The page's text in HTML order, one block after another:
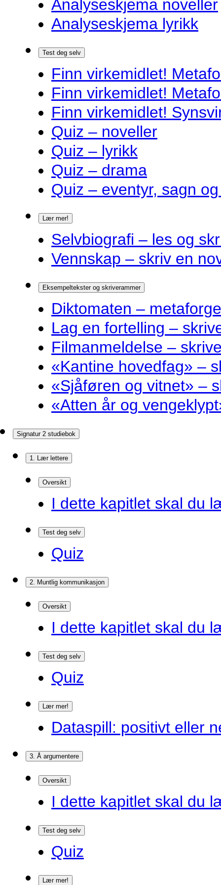
Analyseskjema noveller
Analyseskjema lyrikk
Test deg selv
Finn virkemidlet!
Finn virkemidlet!
Finn virkemidlet!
Quiz – noveller
Quiz – lyrikk
Quiz – drama
Quiz – eventyr, sagn
Lær mer!
Selvbiografi – les og
Vennskap – skriv en
Eksempeltekster og skriverammer
Diktomaten –
Lag en fortelling –
Filmanmeldelse –
«Kantine hovedfag» –
«Sjåføren og vitnet» –
«Atten år og
Signatur 2 studiebok
1. Lær lettere
Oversikt
I dette kapitlet skal du
Test deg selv
Quiz
2. Muntlig kommunikasjon
Oversikt
I dette kapitlet skal du
Test deg selv
Quiz
Lær mer!
Dataspill: positivt eller
3. Å argumentere
Oversikt
I dette kapitlet skal du
Test deg selv
Quiz
Lær mer!